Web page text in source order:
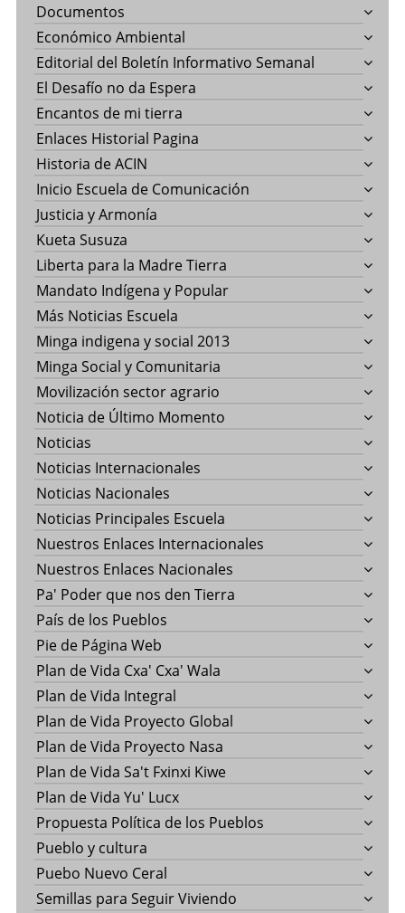
Documentos
Económico Ambiental
Editorial del Boletín Informativo Semanal
El Desafío no da Espera
Encantos de mi tierra
Enlaces Historial Pagina
Historia de ACIN
Inicio Escuela de Comunicación
Justicia y Armonía
Kueta Susuza
Liberta para la Madre Tierra
Mandato Indígena y Popular
Más Noticias Escuela
Minga indigena y social 2013
Minga Social y Comunitaria
Movilización sector agrario
Noticia de Último Momento
Noticias
Noticias Internacionales
Noticias Nacionales
Noticias Principales Escuela
Nuestros Enlaces Internacionales
Nuestros Enlaces Nacionales
Pa' Poder que nos den Tierra
País de los Pueblos
Pie de Página Web
Plan de Vida Cxa' Cxa' Wala
Plan de Vida Integral
Plan de Vida Proyecto Global
Plan de Vida Proyecto Nasa
Plan de Vida Sa't Fxinxi Kiwe
Plan de Vida Yu' Lucx
Propuesta Política de los Pueblos
Pueblo y cultura
Puebo Nuevo Ceral
Semillas para Seguir Viviendo